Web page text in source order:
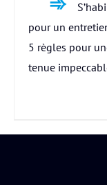
pour un
5 règles pour
tenue